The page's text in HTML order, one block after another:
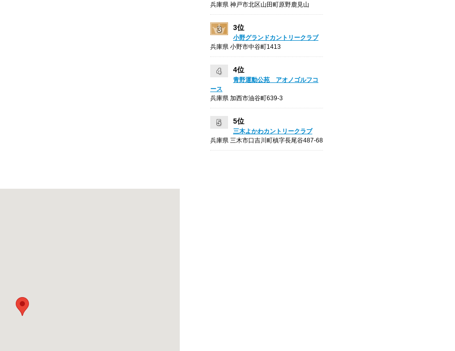
兵庫県 神戸市北区山田町原野鹿見山
3位
小野グランドカントリークラブ
兵庫県 小野市中谷町1413
4位
青野運動公苑 アオノゴルフコ
ース
兵庫県 加西市油谷町639-3
5位
三木よかわカントリークラブ
兵庫県 三木市口吉川町槙字長尾谷487-68